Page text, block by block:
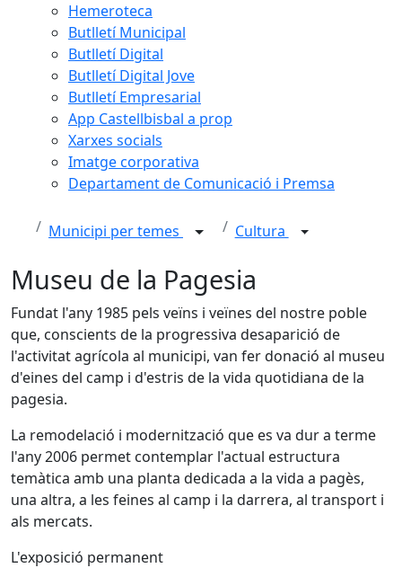
Hemeroteca
Butlletí Municipal
Butlletí Digital
Butlletí Digital Jove
Butlletí Empresarial
App Castellbisbal a prop
Xarxes socials
Imatge corporativa
Departament de Comunicació i Premsa
Municipi per temes Cultura
Museu de la Pagesia
Fundat l'any 1985 pels veïns i veïnes del nostre poble
que, conscients de la progressiva desaparició de
l'activitat agrícola al municipi, van fer donació al museu
d'eines del camp i d'estris de la vida quotidiana de la
pagesia.
La remodelació i modernització que es va dur a terme
l'any 2006 permet contemplar l'actual estructura
temàtica amb una planta dedicada a la vida a pagès,
una altra, a les feines al camp i la darrera, al transport i
als mercats.
L'exposició permanent